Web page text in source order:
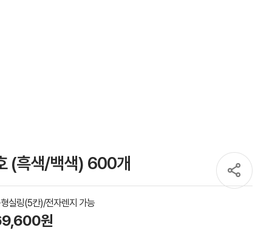
(흑색/백색) 600개
실링(5칸)/전자렌지 가능
원